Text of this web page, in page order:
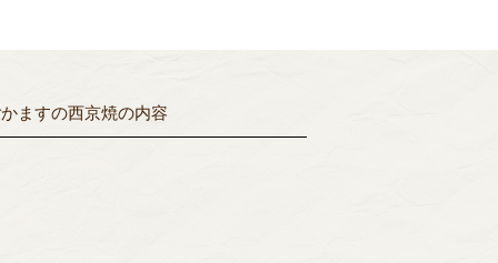
ますの西京焼の内容